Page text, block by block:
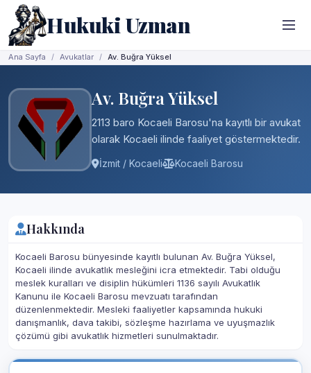
Hukuki Uzman
Ana Sayfa Avukatlar Av. Buğra Yüksel
Av. Buğra Yüksel
2113 baro Kocaeli Barosu'na kayıtlı bir avukat
olarak Kocaeli ilinde faaliyet göstermektedir.
İzmit / Kocaeli Kocaeli Barosu
Hakkında
Kocaeli Barosu bünyesinde kayıtlı bulunan Av. Buğra Yüksel,
Kocaeli ilinde avukatlık mesleğini icra etmektedir. Tabi olduğu
meslek kuralları ve disiplin hükümleri 1136 sayılı Avukatlık
Kanunu ile Kocaeli Barosu mevzuatı tarafından
düzenlenmektedir. Mesleki faaliyetler kapsamında hukuki
danışmanlık, dava takibi, sözleşme hazırlama ve uyuşmazlık
çözümü gibi avukatlık hizmetleri sunulmaktadır.